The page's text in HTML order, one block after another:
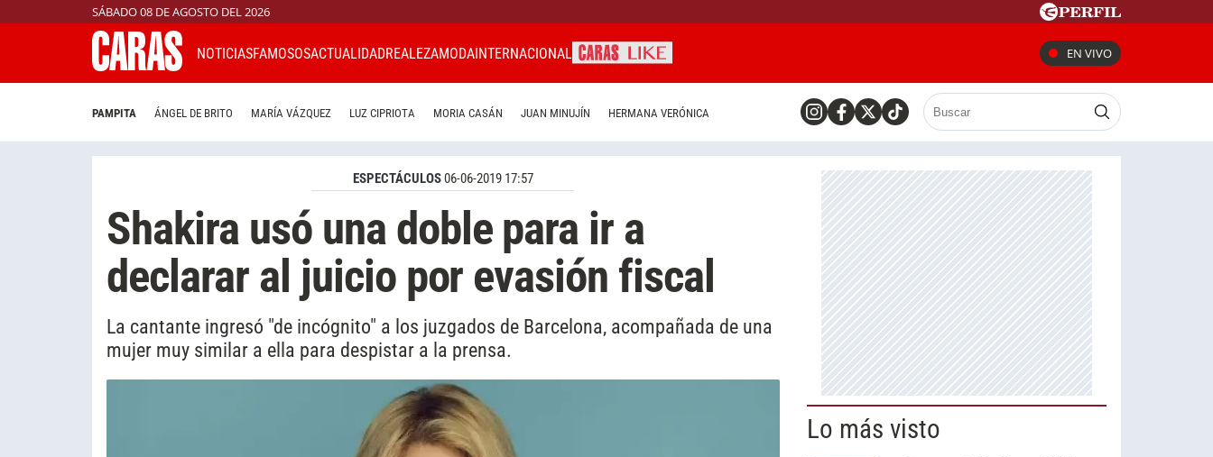
SÁBADO 08 DE AGOSTO DEL 2026
NOTICIASFAMOSOSACTUALIDADREALEZAMODAINTERNACIONAL EN VIVO
PAMPITA ÁNGEL DE BRITO MARÍA VÁZQUEZ LUZ CIPRIOTA MORIA CASÁN JUAN MINUJÍN HERMANA VERÓNICA
ESPECTÁCULOS06-06-2019 17:57
Shakira usó una doble para ir a
declarar al juicio por evasión fiscal
La cantante ingresó "de incógnito" a los juzgados de Barcelona, acompañada de una
mujer muy similar a ella para despistar a la prensa.
Lo más visto